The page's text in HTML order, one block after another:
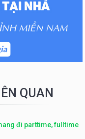
QUAN
đi parttime, fulltime